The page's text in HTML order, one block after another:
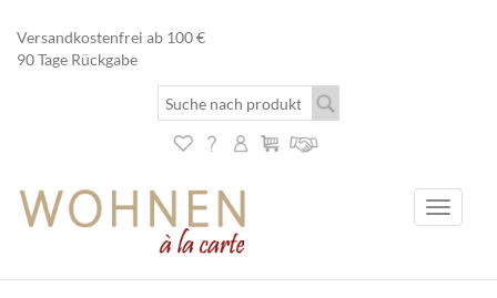
Versandkostenfrei ab 100 €
90 Tage Rückgabe
Toggle